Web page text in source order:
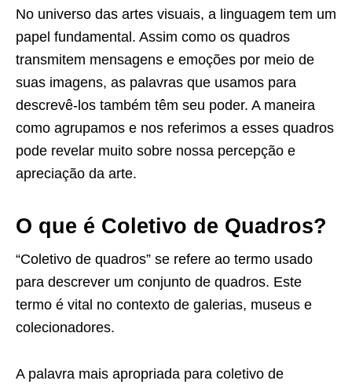
No universo das artes visuais, a linguagem tem um
papel fundamental. Assim como os quadros
transmitem mensagens e emoções por meio de
suas imagens, as palavras que usamos para
descrevê-los também têm seu poder. A maneira
como agrupamos e nos referimos a esses quadros
pode revelar muito sobre nossa percepção e
apreciação da arte.
O que é Coletivo de Quadros?
“Coletivo de quadros” se refere ao termo usado
para descrever um conjunto de quadros. Este
termo é vital no contexto de galerias, museus e
colecionadores.
A palavra mais apropriada para coletivo de